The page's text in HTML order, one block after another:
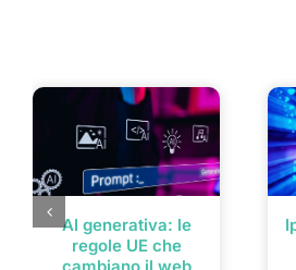
AI generativa: le
regole UE che
cambiano il web